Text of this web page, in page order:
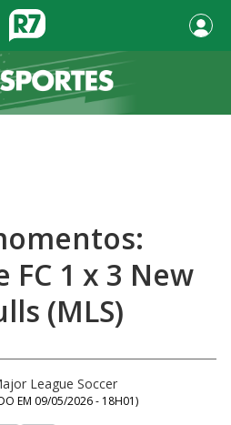
FC 1 x 3 New
(MLS)
League Soccer
EM 09/05/2026 - 18H01)